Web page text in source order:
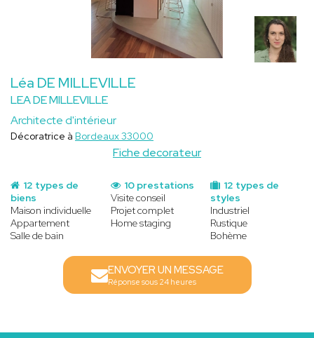
Léa DE MILLEVILLE
LEA DE MILLEVILLE
Architecte d'intérieur
Fiche decorateur
Décoratrice à Bordeaux 33000
12 types de
biens
Maison individuelle
Appartement
Salle de bain
12 types de
styles
Industriel
Rustique
Bohème
10 prestations
Visite conseil
Projet complet
Home staging
ENVOYER UN MESSAGE
Réponse sous 24 heures